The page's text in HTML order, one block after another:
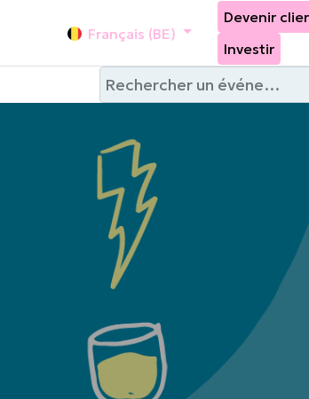
Les tarifs de brupower Events
Français (BE)
Devenir
Investir